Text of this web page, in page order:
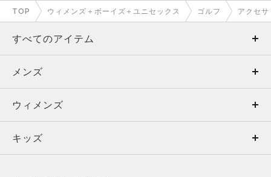
TOP ウィメンズ＋ボーイズ＋ユニセックス ゴルフ アクセサ
すべてのアイテム
メンズ
ウィメンズ
キッズ
メンズ
トップス
ボトムス
ウィメンズ
トップス
キッズ